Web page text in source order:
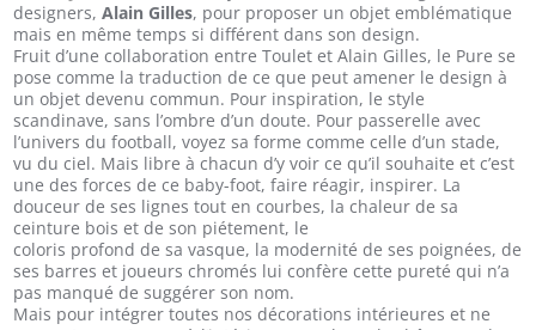
designers,Alain Gilles, pour proposer un objet emblématique
mais en même temps si différent dans son design.
Fruit d’une collaboration entre Toulet et Alain Gilles, le Pure se
pose comme la traduction de ce que peut amener le design à
un objet devenu commun. Pour inspiration, le style
scandinave, sans l’ombre d’un doute. Pour passerelle avec
l’univers du football, voyez sa forme comme celle d’un stade,
vu du ciel. Mais libre à chacun d’y voir ce qu’il souhaite et c’est
une des forces de ce baby-foot, faire réagir, inspirer. La
douceur de ses lignes tout en courbes, la chaleur de sa
ceinture bois et de son piétement, le
coloris profond de sa vasque, la modernité de ses poignées, de
ses barres et joueurs chromés lui confère cette pureté qui n’a
pas manqué de suggérer son nom.
Mais pour intégrer toutes nos décorations intérieures et ne